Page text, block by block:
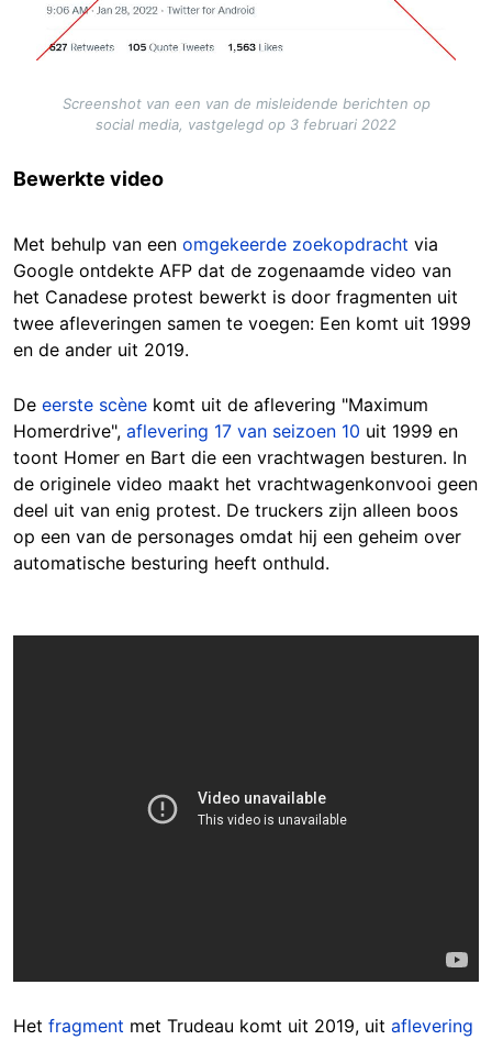
Screenshot van een van de misleidende berichten op
social media, vastgelegd op 3 februari 2022
Bewerkte video
Met behulp van een omgekeerde zoekopdracht via
Google ontdekte AFP dat de zogenaamde video van
het Canadese protest bewerkt is door fragmenten uit
twee afleveringen samen te voegen: Een komt uit 1999
en de ander uit 2019.
De eerste scène komt uit de aflevering "Maximum
Homerdrive", aflevering 17 van seizoen 10 uit 1999 en
toont Homer en Bart die een vrachtwagen besturen. In
de originele video maakt het vrachtwagenkonvooi geen
deel uit van enig protest. De truckers zijn alleen boos
op een van de personages omdat hij een geheim over
automatische besturing heeft onthuld.
Het fragment met Trudeau komt uit 2019, uit aflevering